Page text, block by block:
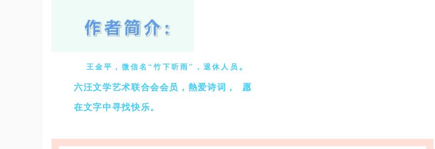
王金平，微信名“竹下听雨”，退休人员 。
六汪文学艺术联合会会员，熱爱诗词，
愿
在文字中寻找快乐。